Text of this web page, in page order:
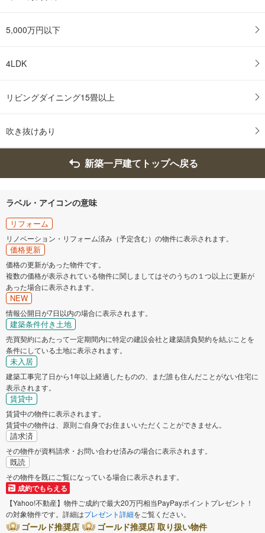
5,000万円以下
4LDK
リビングダイニング15畳以上
吹き抜けあり
新築一戸建てトップへ戻る
ラベル・アイコンの意味
リフォーム
リノベーション・リフォーム済み（予定含む）の物件に表示されます。
価格更新
価格の更新があった物件です。
複数の価格が表示されている物件に関しましてはそのうちの１つ以上に更新が
あった場合に表示されます。
NEW
情報公開日が7日以内の場合に表示されます。
建築条件付き土地
売買契約にあたって一定期間内に特定の建設会社と建築請負契約を結ぶことを
条件にしている土地に表示されます。
未入居
建築工事完了日から1年以上経過したものの、まだ誰も住んだことがない住宅に
表示されます。
賃貸中
賃貸中の物件に表示されます。
賃貸中の物件は、原則ご自身でお住まいいただくことができません。
請求済
その物件が資料請求・お問い合わせ済みの場合に表示されます。
既読
その物件を既にご覧になっている場合に表示されます。
成約でもらえる
【Yahoo!不動産】物件ご成約で最大20万円相当PayPayポイントプレゼント！
の対象物件です。詳細はプレゼント詳細をご覧ください。
ゴールド推奨店
ゴールド推奨店 取り扱い物件